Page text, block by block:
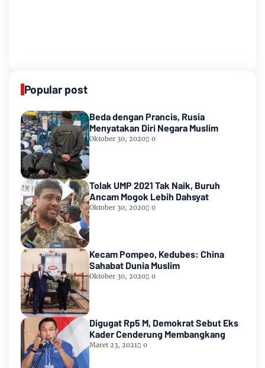
Popular post
Beda dengan Prancis, Rusia
Menyatakan Diri Negara Muslim
Oktober 30, 2020 0
Tolak UMP 2021 Tak Naik, Buruh
Ancam Mogok Lebih Dahsyat
Oktober 30, 2020 0
Kecam Pompeo, Kedubes: China
Sahabat Dunia Muslim
Oktober 30, 2020 0
Digugat Rp5 M, Demokrat Sebut Eks
Kader Cenderung Membangkang
Maret 23, 2021 0